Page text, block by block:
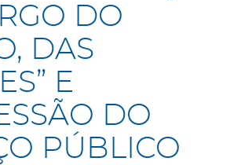
DO
DAS
E
DO
PÚBLICO